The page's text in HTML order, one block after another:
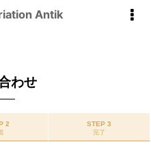
Antik
わせ
2
STEP 3
完了